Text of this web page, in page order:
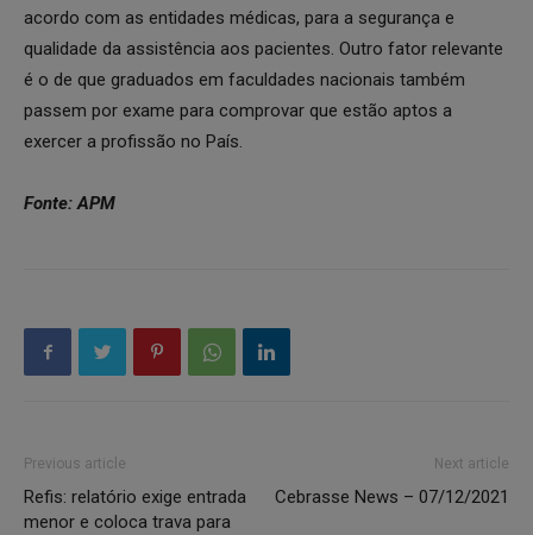
acordo com as entidades médicas, para a segurança e
qualidade da assistência aos pacientes. Outro fator relevante
é o de que graduados em faculdades nacionais também
passem por exame para comprovar que estão aptos a
exercer a profissão no País.
Fonte: APM
Previous article
Refis: relatório exige entrada
menor e coloca trava para
Next article
Cebrasse News – 07/12/2021